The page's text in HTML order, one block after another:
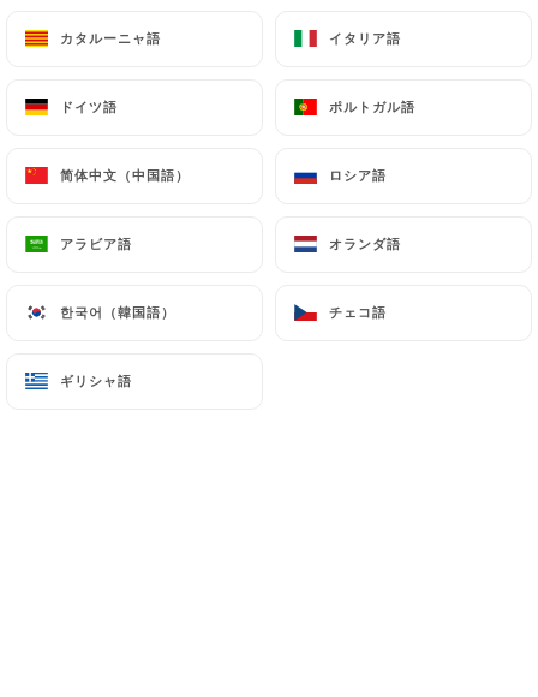
カタルーニャ語 イタリア語
ドイツ語 ポルトガル語
简体中文（中国語） ロシア語
アラビア語 オランダ語
한국어（韓国語） チェコ語
ギリシャ語
カタルーニャ語 イタリア語
ドイツ語 ポルトガル語
简体中文（中国語） ロシア語
アラビア語 オランダ語
한국어（韓国語） チェコ語
ギリシャ語